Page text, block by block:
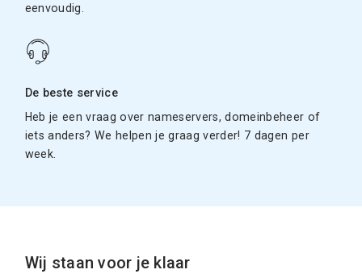
eenvoudig.
De beste service
Heb je een vraag over nameservers, domeinbeheer of
iets anders? We helpen je graag verder! 7 dagen per
week.
Wij staan voor je klaar